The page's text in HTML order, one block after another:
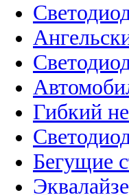
Гибкий
Бегущие